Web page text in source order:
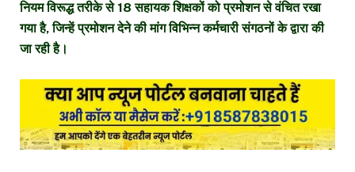
नियम विरूद्ध तरीके से 18 सहायक शिक्षकों को प्रमोशन से वंचित रखा
गया है, जिन्हें प्रमोशन देने की मांग विभिन्न कर्मचारी संगठनों के द्वारा की
जा रही है।